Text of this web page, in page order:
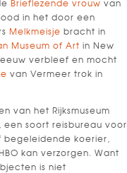
Brieflezende vrouw van
in het door een
Melkmeisje bracht in
Museum of Art in New
verbleef en mocht
van Vermeer trok in
van het Rijksmuseum
een soort reisbureau voor
begeleidende koerier,
kan verzorgen. Want
is niet